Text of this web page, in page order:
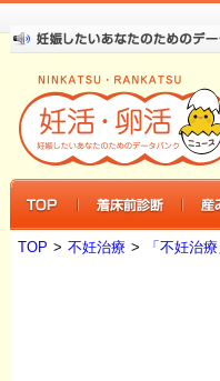
TOP > 不妊治療 > 「不妊治